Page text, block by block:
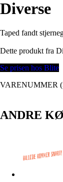
Diverse
Taped fandt
Dette produkt fra
Se prisen hos Blite
VARENUMMER
ANDRE